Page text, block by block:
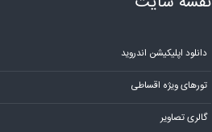
دانلود اپلیکیشن اندروید
تورهای ویژه اقساطی
گالری تصاویر